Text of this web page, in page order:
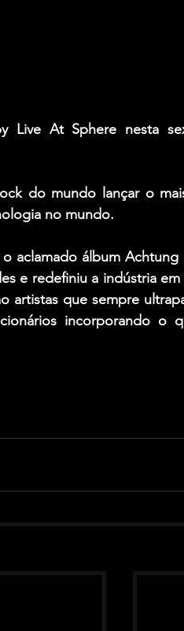
Live At Sphere nesta
do mundo lançar o
no mundo.
aclamado álbum Achtung
e redefiniu a indústria em
artistas que sempre
incorporando o